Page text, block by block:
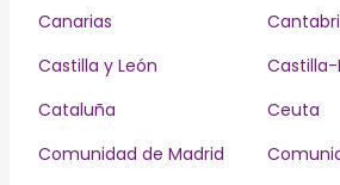
Canarias
Castilla y León
Castilla-
Cataluña
Ceuta
Comunidad de Madrid